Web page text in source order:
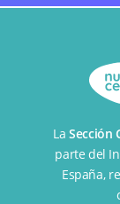
LaSección
parte del
España,